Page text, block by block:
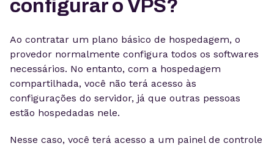
configurar o VPS?
Ao contratar um plano básico de hospedagem, o
provedor normalmente configura todos os softwares
necessários. No entanto, com a hospedagem
compartilhada, você não terá acesso às
configurações do servidor, já que outras pessoas
estão hospedadas nele.
Nesse caso, você terá acesso a um painel de controle